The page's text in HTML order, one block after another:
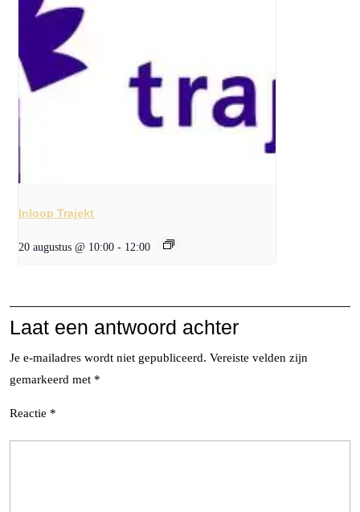
Inloop Trajekt
20 augustus @ 10:00 - 12:00
Laat een antwoord achter
Je e-mailadres wordt niet gepubliceerd. Vereiste velden zijn
gemarkeerd met *
Reactie *